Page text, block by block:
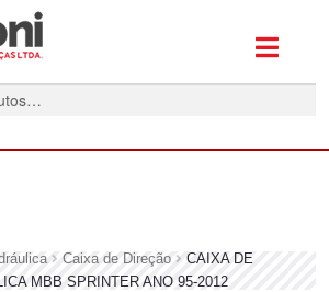
Caixa de Direção
CAIXA DE
MBB SPRINTER ANO 95-2012